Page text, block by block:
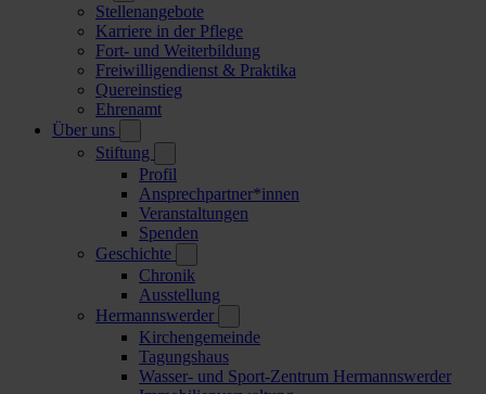
Stellenangebote
Karriere in der Pflege
Fort- und Weiterbildung
Freiwilligendienst & Praktika
Quereinstieg
Ehrenamt
Über uns
Stiftung
Profil
Ansprechpartner*innen
Veranstaltungen
Spenden
Geschichte
Chronik
Ausstellung
Hermannswerder
Kirchengemeinde
Tagungshaus
Wasser- und Sport-Zentrum Hermannswerder